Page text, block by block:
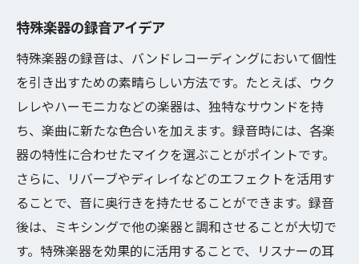
特殊楽器の録音アイデア
特殊楽器の録音は、バンドレコーディングにおいて個性
を引き出すための素晴らしい方法です。たとえば、ウク
レレやハーモニカなどの楽器は、独特なサウンドを持
ち、楽曲に新たな色合いを加えます。録音時には、各楽
器の特性に合わせたマイクを選ぶことがポイントです。
さらに、リバーブやディレイなどのエフェクトを活用す
ることで、音に奥行きを持たせることができます。録音
後は、ミキシングで他の楽器と調和させることが大切で
す。特殊楽器を効果的に活用することで、リスナーの耳